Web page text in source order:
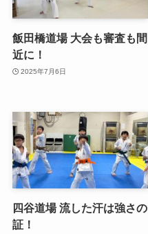
飯田橋道場 大会も審査も間
近に！
2025年7月6日
四谷道場 流した汗は強さの
証！